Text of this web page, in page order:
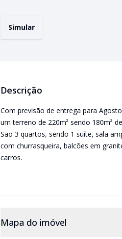
Simular
Descrição
Com previsão de entrega para
um terreno de 220m² sendo 180m²
São 3 quartos, sendo 1 suíte, sala
com churrasqueira, balcões em
carros.
Mapa do imóvel